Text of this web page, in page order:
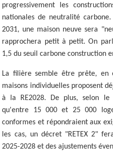
progressivement les
nationales de neutralité
2031, une maison neuve sera
rapprochera petit à petit. On
1,5 du seuil carbone construction
La filière semble être prête, en
maisons individuelles proposent
à la RE2028. De plus, selon
qu'entre 15 000 et 25 000
conformes et répondraient aux
les cas, un décret "RETEX 2"
2025-2028 et des ajustements